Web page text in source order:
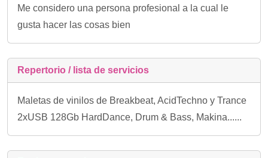
Me considero una persona profesional a la cual le
gusta hacer las cosas bien
Repertorio / lista de servicios
Maletas de vinilos de Breakbeat, AcidTechno y Trance
2xUSB 128Gb HardDance, Drum & Bass, Makina......